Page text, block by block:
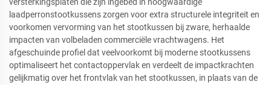
laadperronstootkussens zorgen voor extra structurele integriteit en
voorkomen vervorming van het stootkussen bij zware, herhaalde
impacten van volbeladen commerciële vrachtwagens. Het
afgeschuinde profiel dat veelvoorkomt bij moderne stootkussens
optimaliseert het contactoppervlak en verdeelt de impactkrachten
gelijkmatig over het frontvlak van het stootkussen, in plaats van de